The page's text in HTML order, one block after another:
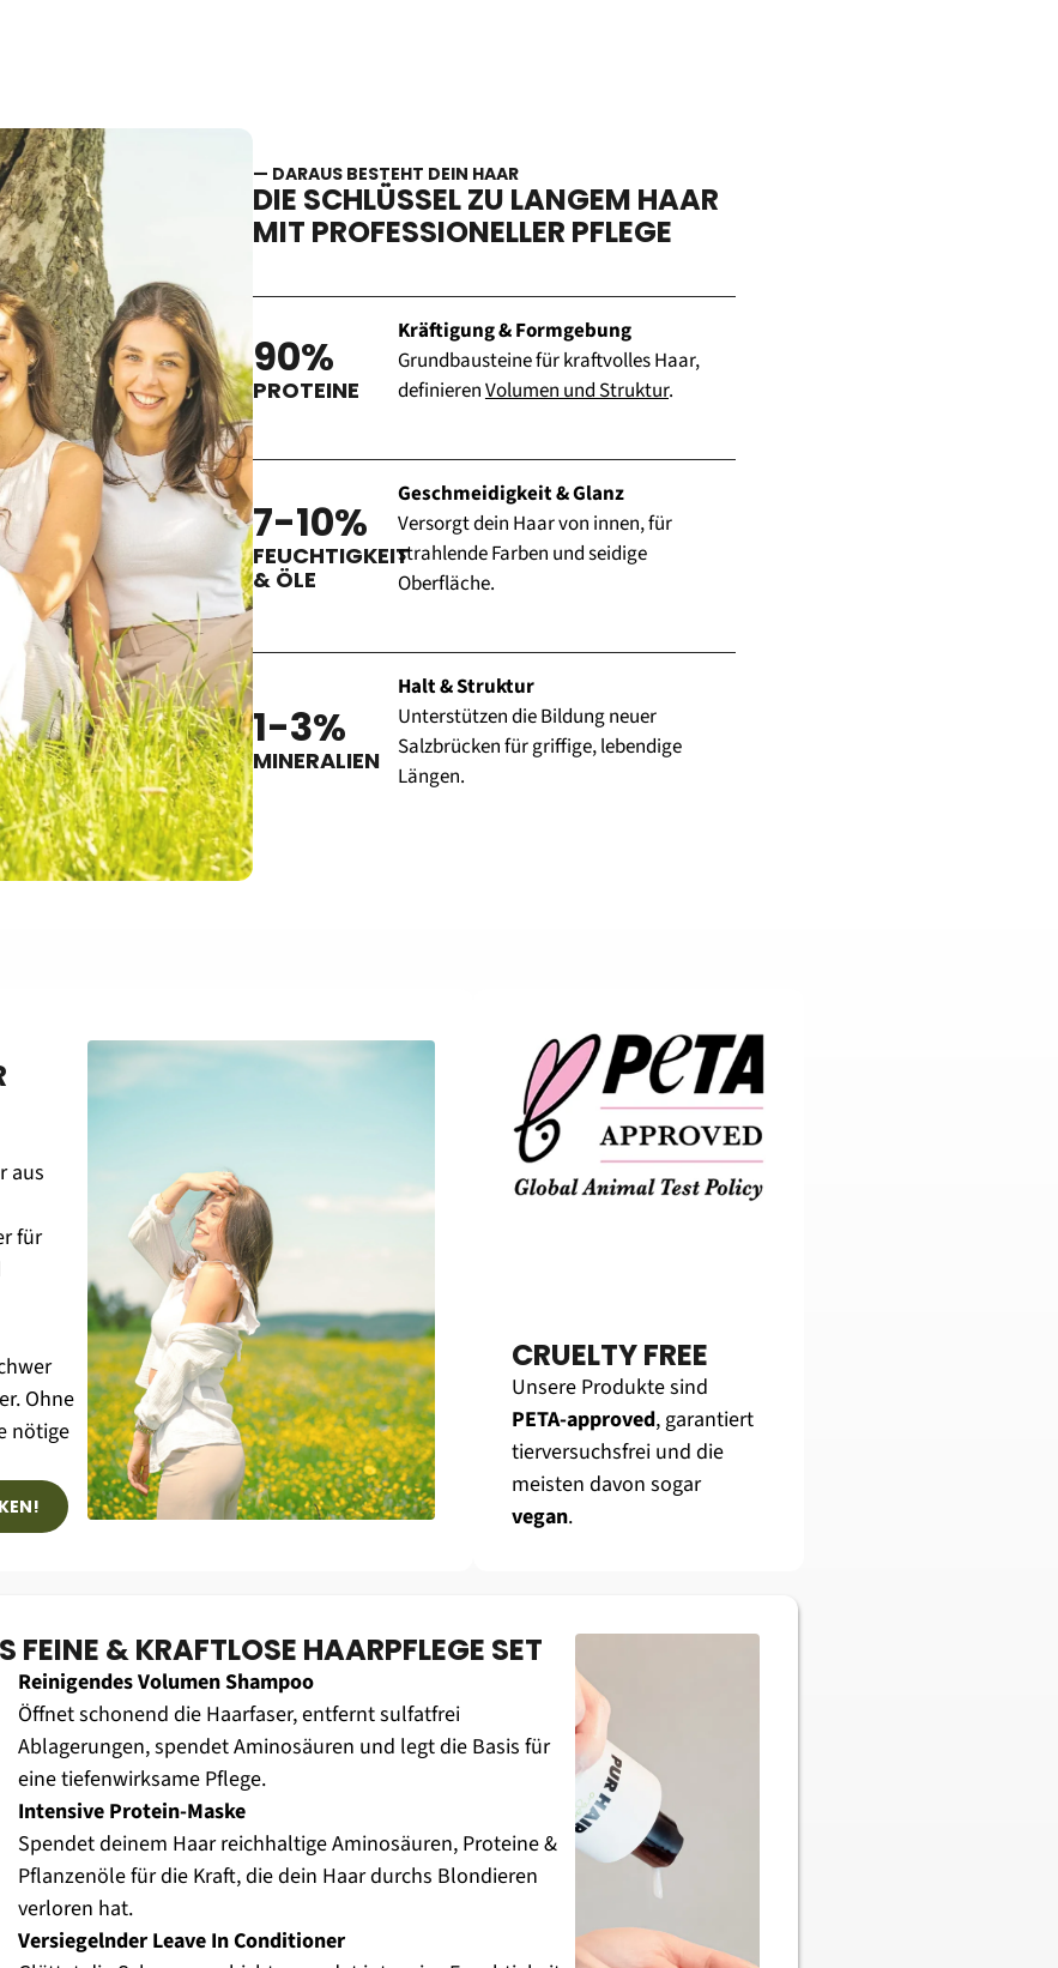
— DARAUS BESTEHT DEIN HAAR
DIE SCHLÜSSEL ZU LANGEM HAAR
MIT PROFESSIONELLER PFLEGE
90%
PROTEINE
Kräftigung & Formgebung
Grundbausteine für kraftvolles Haar,
definieren Volumen und Struktur.
7-10%
FEUCHTIGKEIT
& ÖLE
Geschmeidigkeit & Glanz
Versorgt dein Haar von innen, für
strahlende Farben und seidige
Oberfläche.
1-3%
MINERALIEN
Halt & Struktur
Unterstützen die Bildung neuer
Salzbrücken für griffige, lebendige
Längen.
aus
Feuchtigkeit, was es anfälliger für
Ohne
nötige
CRUELTY FREE
PETA-approved, garantiert
tierversuchsfrei und die
meisten davon sogar
vegan.
FEINE & KRAFTLOSE HAARPFLEGE SET
Reinigendes Volumen Shampoo
Öffnet schonend die Haarfaser, entfernt sulfatfrei
Ablagerungen, spendet Aminosäuren und legt die Basis für
eine tiefenwirksame Pflege.
Intensive Protein-Maske
Spendet deinem Haar reichhaltige Aminosäuren, Proteine &
Pflanzenöle für die Kraft, die dein Haar durchs Blondieren
verloren hat.
Versiegelnder Leave In Conditioner